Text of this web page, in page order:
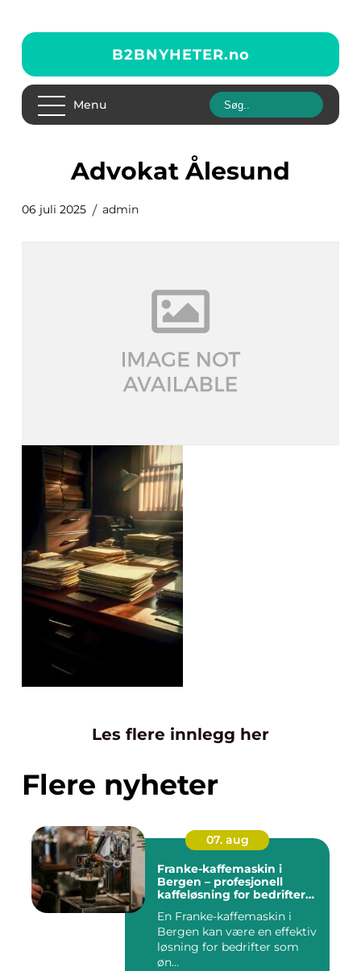
B2BNYHETER.no
Menu
Advokat Ålesund
06 juli 2025 admin
Les flere innlegg her
Flere nyheter
07. aug
Franke-kaffemaskin i
Bergen – profesjonell
kaffeløsning for bedrifter
En Franke-kaffemaskin i
Bergen kan være en effektiv
løsning for bedrifter som
øn...